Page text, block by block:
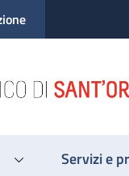
Servizi e